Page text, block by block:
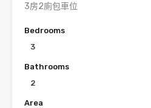
3房2廁包車位
Bedrooms
3
Bathrooms
2
Area